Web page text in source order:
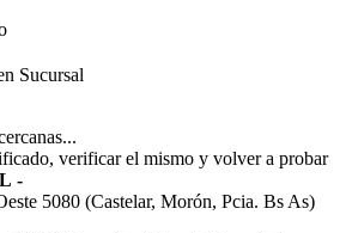
Sucursal
verificar el mismo y volver a probar
-
5080 (Castelar, Morón, Pcia. Bs As)